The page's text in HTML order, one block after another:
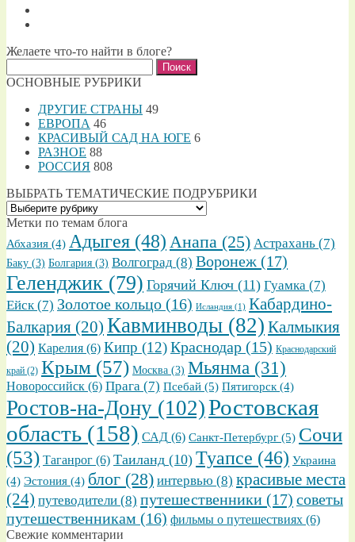
Желаете что-то найти в блоге?
ОСНОВНЫЕ РУБРИКИ
ДРУГИЕ СТРАНЫ 49
ЕВРОПА 46
КРАСИВЫЙ САД НА ЮГЕ 6
РАЗНОЕ 88
РОССИЯ 808
ВЫБРАТЬ ТЕМАТИЧЕСКИЕ ПОДРУБРИКИ
ВЫБРАТЬ
ТЕМАТИЧЕСКИЕ
ПОДРУБРИКИ
Метки по темам блога
Абхазия (4) Адыгея (48) Анапа (25) Астрахань (7)
Баку (3) Болгария (3) Волгоград (8) Воронеж (17)
Геленджик (79) Горячий Ключ (11) Гуамка (7)
Ейск (7) Золотое кольцо (16) Исландия (1) Кабардино-
Балкария (20) Кавминводы (82) Калмыкия
(20) Карелия (6) Кипр (12)Краснодар (15) Краснодарский
край (2) Крым (57) Москва (3) Мьянма (31)
Новороссийск (6) Прага (7) Псебай (5) Пятигорск (4)
Ростов-на-Дону (102)Ростовская
область (158) САД (6) Санкт-Петербург (5) Сочи
(53) Таганрог (6) Таиланд (10) Туапсе (46) Украина
(4) Эстония (4) блог (28) интервью (8) красивые места
(24) путеводители (8) путешественники (17) советы
путешественникам (16) фильмы о путешествиях (6)
Свежие комментарии